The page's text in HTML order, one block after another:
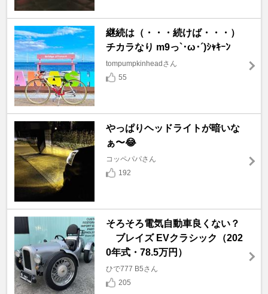
継続は（・・・続けば・・・）
チカラなり m9っ`･ω･´)ｼｬｷｰﾝ
tompumpkinheadさん
55
やっぱりヘッドライトが暗いな
ぁ〜😂
コッペパパさん
192
そろそろ電気自動車良くない？
ブレイズ EVクラシック（202
0年式・78.5万円）
ひで777 B5さん
205